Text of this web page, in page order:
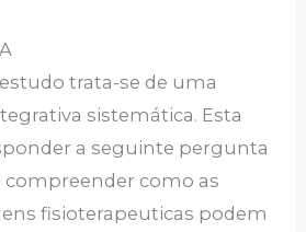
trata-se de uma
sistemática. Esta
a seguinte pergunta
compreender como as
fisioterapeuticas podem